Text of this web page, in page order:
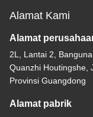
Alamat Kami
Alamat
2L, Lantai 2,
Quanzhi Houtingshe,
Provinsi Guangdong
Alamat pabrik